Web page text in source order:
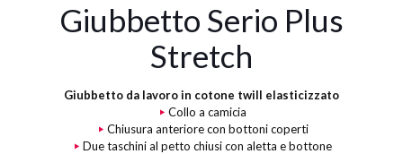
Giubbetto Serio Plus
Stretch
Giubbetto da lavoro in cotone twill elasticizzato
Collo a camicia
Chiusura anteriore con bottoni coperti
Due taschini al petto chiusi con aletta e bottone